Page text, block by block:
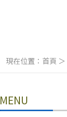
現在位置： 首頁 ＞
MENU